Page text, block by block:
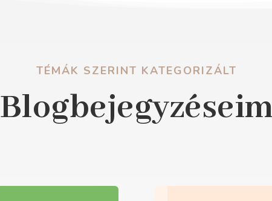
TÉMÁK SZERINT KATEGORIZÁLT